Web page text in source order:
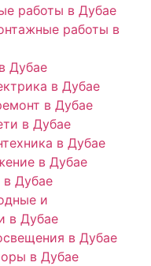
работы в Дубае
работы в
Дубае
в Дубае
в Дубае
в Дубае
в Дубае
в Дубае
в Дубае
и
в Дубае
в Дубае
в Дубае